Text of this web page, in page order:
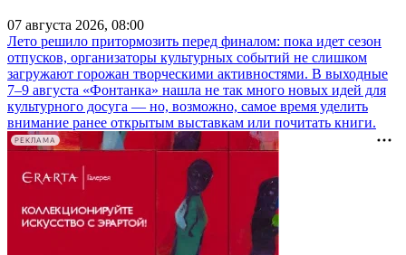
07 августа 2026, 08:00
Лето решило притормозить перед финалом: пока идет сезон
отпусков, организаторы культурных событий не слишком
загружают горожан творческими активностями. В выходные
7–9 августа «Фонтанка» нашла не так много новых идей для
культурного досуга — но, возможно, самое время уделить
внимание ранее открытым выставкам или почитать книги.
РЕКЛАМА